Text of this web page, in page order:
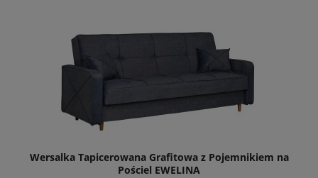
Wersalka Tapicerowana Grafitowa z Pojemnikiem na
Pościel EWELINA